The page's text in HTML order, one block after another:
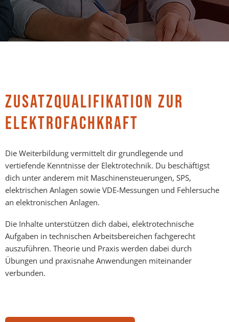
ZUSATZQUALIFIKATION ZUR
ELEKTROFACHKRAFT
Die Weiterbildung vermittelt dir grundlegende und
vertiefende Kenntnisse der Elektrotechnik. Du beschäftigst
dich unter anderem mit Maschinensteuerungen, SPS,
elektrischen Anlagen sowie VDE-Messungen und Fehlersuche
an elektronischen Anlagen.
Die Inhalte unterstützen dich dabei, elektrotechnische
Aufgaben in technischen Arbeitsbereichen fachgerecht
auszuführen. Theorie und Praxis werden dabei durch
Übungen und praxisnahe Anwendungen miteinander
verbunden.